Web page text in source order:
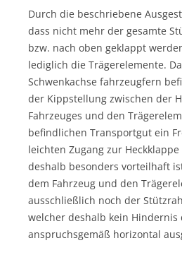
Durch die beschriebene
dass nicht mehr der gesamte
bzw. nach oben geklappt
lediglich die Trägerelemente.
Schwenkachse fahrzeugfern
der Kippstellung zwischen der
Fahrzeuges und den
befindlichen Transportgut ein
leichten Zugang zur
deshalb besonders vorteilhaft
dem Fahrzeug und den
ausschließlich noch der
welcher deshalb kein
anspruchsgemäß horizontal